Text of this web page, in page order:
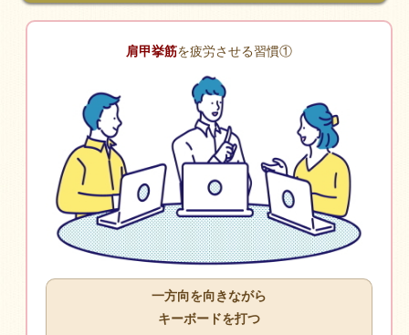
肩甲挙筋を疲労させる習慣①
一方向を向きながら
キーボードを打つ